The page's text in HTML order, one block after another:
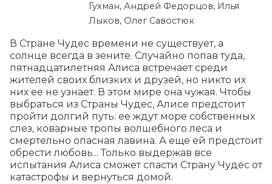
Гухман, Андрей Федорцов, Илья
Лыков, Олег Савостюк
В Стране Чудес времени не существует, а
солнце всегда в зените. Случайно попав туда,
пятнадцатилетняя Алиса встречает среди
жителей своих близких и друзей, но никто их
них ее не узнает. В этом мире она чужая. Чтобы
выбраться из Страны Чудес, Алисе предстоит
пройти долгий путь: ее ждут море собственных
слез, коварные тропы волшебного леса и
смертельно опасная лавина. А еще ей предстоит
обрести любовь... Только выдержав все
испытания Алиса сможет спасти Страну Чудес от
катастрофы и вернуться домой.